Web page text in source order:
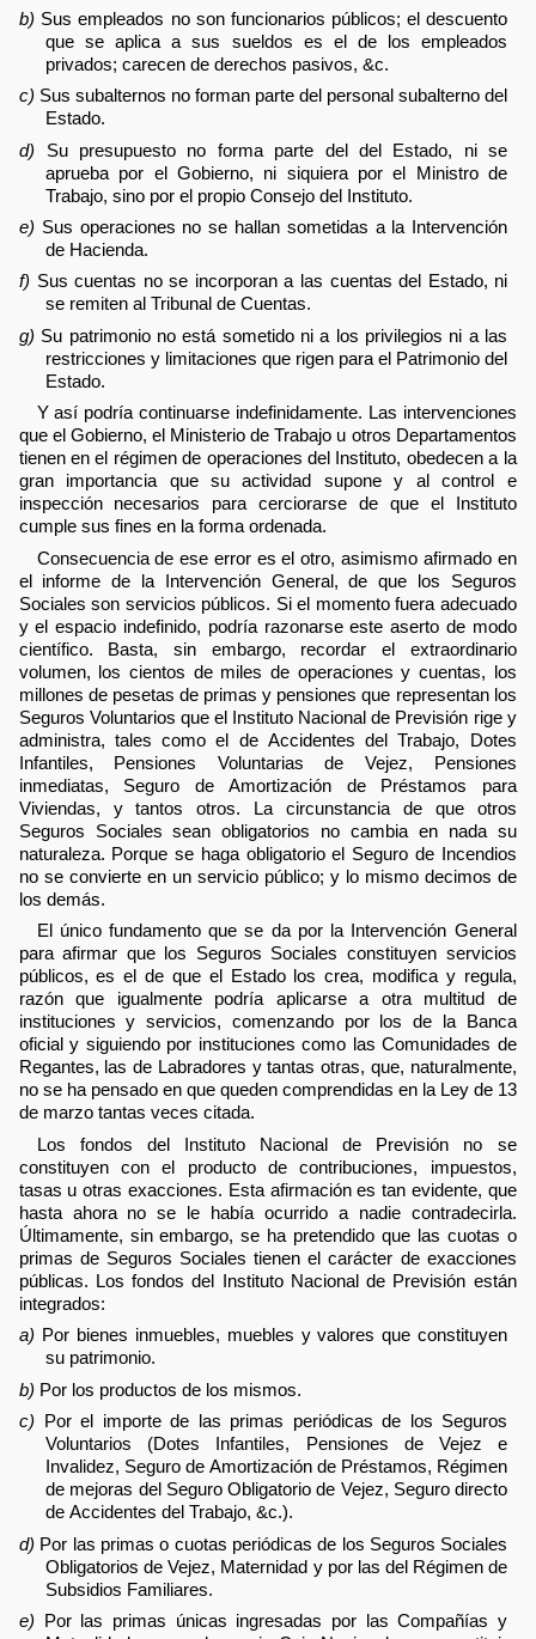
b) Sus empleados no son funcionarios públicos; el descuento
que se aplica a sus sueldos es el de los empleados
privados; carecen de derechos pasivos, &c.
c) Sus subalternos no forman parte del personal subalterno del
Estado.
d) Su presupuesto no forma parte del del Estado, ni se
aprueba por el Gobierno, ni siquiera por el Ministro de
Trabajo, sino por el propio Consejo del Instituto.
e) Sus operaciones no se hallan sometidas a la Intervención
de Hacienda.
f) Sus cuentas no se incorporan a las cuentas del Estado, ni
se remiten al Tribunal de Cuentas.
g) Su patrimonio no está sometido ni a los privilegios ni a las
restricciones y limitaciones que rigen para el Patrimonio del
Estado.
Y así podría continuarse indefinidamente. Las intervenciones
que el Gobierno, el Ministerio de Trabajo u otros Departamentos
tienen en el régimen de operaciones del Instituto, obedecen a la
gran importancia que su actividad supone y al control e
inspección necesarios para cerciorarse de que el Instituto
cumple sus fines en la forma ordenada.
Consecuencia de ese error es el otro, asimismo afirmado en
el informe de la Intervención General, de que los Seguros
Sociales son servicios públicos. Si el momento fuera adecuado
y el espacio indefinido, podría razonarse este aserto de modo
científico. Basta, sin embargo, recordar el extraordinario
volumen, los cientos de miles de operaciones y cuentas, los
millones de pesetas de primas y pensiones que representan los
Seguros Voluntarios que el Instituto Nacional de Previsión rige y
administra, tales como el de Accidentes del Trabajo, Dotes
Infantiles, Pensiones Voluntarias de Vejez, Pensiones
inmediatas, Seguro de Amortización de Préstamos para
Viviendas, y tantos otros. La circunstancia de que otros
Seguros Sociales sean obligatorios no cambia en nada su
naturaleza. Porque se haga obligatorio el Seguro de Incendios
no se convierte en un servicio público; y lo mismo decimos de
los demás.
El único fundamento que se da por la Intervención General
para afirmar que los Seguros Sociales constituyen servicios
públicos, es el de que el Estado los crea, modifica y regula,
razón que igualmente podría aplicarse a otra multitud de
instituciones y servicios, comenzando por los de la Banca
oficial y siguiendo por instituciones como las Comunidades de
Regantes, las de Labradores y tantas otras, que, naturalmente,
no se ha pensado en que queden comprendidas en la Ley de 13
de marzo tantas veces citada.
Los fondos del Instituto Nacional de Previsión no se
constituyen con el producto de contribuciones, impuestos,
tasas u otras exacciones. Esta afirmación es tan evidente, que
hasta ahora no se le había ocurrido a nadie contradecirla.
Últimamente, sin embargo, se ha pretendido que las cuotas o
primas de Seguros Sociales tienen el carácter de exacciones
públicas. Los fondos del Instituto Nacional de Previsión están
integrados:
a) Por bienes inmuebles, muebles y valores que constituyen
su patrimonio.
b) Por los productos de los mismos.
c) Por el importe de las primas periódicas de los Seguros
Voluntarios (Dotes Infantiles, Pensiones de Vejez e
Invalidez, Seguro de Amortización de Préstamos, Régimen
de mejoras del Seguro Obligatorio de Vejez, Seguro directo
de Accidentes del Trabajo, &c.).
d) Por las primas o cuotas periódicas de los Seguros Sociales
Obligatorios de Vejez, Maternidad y por las del Régimen de
Subsidios Familiares.
e) Por las primas únicas ingresadas por las Compañías y